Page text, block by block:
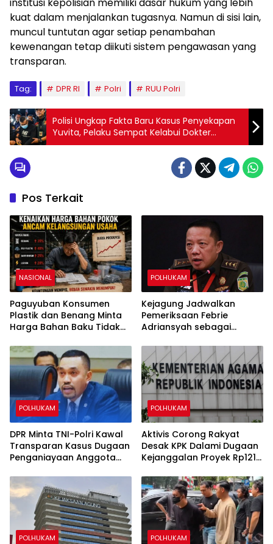
institusi kepolisian memiliki dasar hukum yang lebih
kuat dalam menjalankan tugasnya. Namun di sisi lain,
muncul tuntutan agar setiap penambahan
kewenangan tetap diikuti sistem pengawasan yang
transparan.
Tag: DPR RI Polri RUU Polri
Polisi Ungkap Fakta Baru Kasus Penyekapan
Yuvita, Pelaku Sempat Kelabui Dokter
dengan Alasan Kecelakaan
Pos Terkait
NASIONAL
Paguyuban Konsumen
Plastik dan Benang Minta
Harga Bahan Baku Tidak
POLHUKAM
Kejagung Jadwalkan
Pemeriksaan Febrie
Adriansyah sebagai
TPPU
POLHUKAM
DPR Minta TNI-Polri Kawal
Transparan Kasus Dugaan
Penganiayaan Anggota
POLHUKAM
Aktivis Corong Rakyat
Desak KPK Dalami Dugaan
Kejanggalan Proyek Rp121
Agama
POLHUKAM POLHUKAM